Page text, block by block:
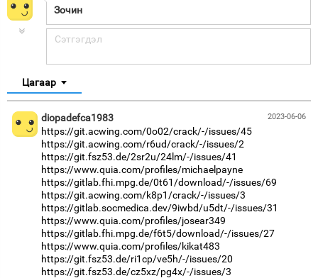
Цагаар
2023-06-06
diopadefca1983
https://git.acwing.com/0o02/crack/-/issues/45
https://git.acwing.com/r6ud/crack/-/issues/2
https://git.fsz53.de/2sr2u/24lm/-/issues/41
https://www.quia.com/profiles/michaelpayne
https://gitlab.fhi.mpg.de/0t61/download/-/issues/69
https://git.acwing.com/k8p1/crack/-/issues/3
https://gitlab.socmedica.dev/9iwbd/u5dt/-/issues/31
https://www.quia.com/profiles/josear349
https://gitlab.fhi.mpg.de/f6t5/download/-/issues/27
https://www.quia.com/profiles/kikat483
https://git.fsz53.de/ri1cp/ve5h/-/issues/20
https://git.fsz53.de/cz5xz/pg4x/-/issues/3